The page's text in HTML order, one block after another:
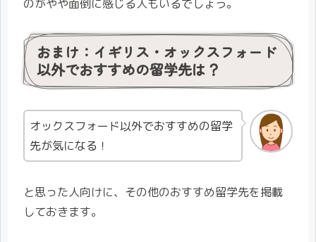
のがやや面倒に感じる人もいるでしょう。
おまけ：イギリス・オックスフォード
以外でおすすめの留学先は？
オックスフォード以外でおすすめの留学
先が気になる！
と思った人向けに、その他のおすすめ留学先を掲載
しておきます。